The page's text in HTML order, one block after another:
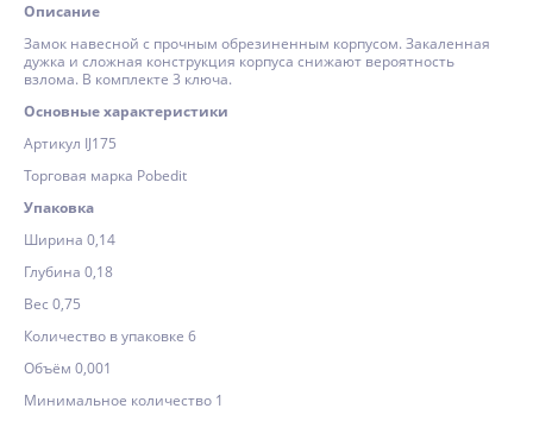
Описание
Замок навесной с прочным обрезиненным корпусом. Закаленная
дужка и сложная конструкция корпуса снижают вероятность
взлома. В комплекте 3 ключа.
Основные характеристики
Артикул IJ175
Торговая марка Pobedit
Упаковка
Ширина 0,14
Глубина 0,18
Вес 0,75
Количество в упаковке 6
Объём 0,001
Минимальное количество 1